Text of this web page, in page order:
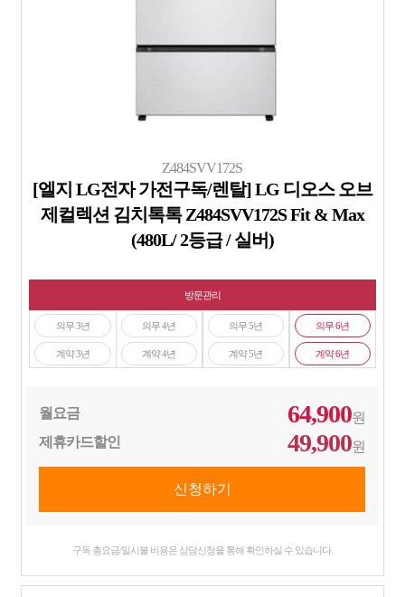
Z484SVV172S
[엘지 LG전자 가전구독/렌탈] LG 디오스 오브
제컬렉션 김치톡톡 Z484SVV172S Fit & Max
(480L/ 2등급 / 실버)
방문관리
의무 3년
계약 3년
의무 4년
계약 4년
의무 5년
계약 5년
의무 6년
계약 6년
월요금 64,900원
제휴카드할인
49,900원
구독 총요금/일시불 비용은 상담신청을 통해 확인하실 수 있습니다.